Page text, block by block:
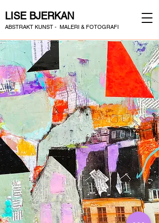
LISE BJERKAN
ABSTRAKT KUNST - MALERI & FOTOGRAFI